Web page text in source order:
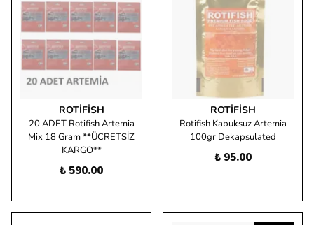
ROTIFISH
20 ADET Rotifish Artemia
Mix 18 Gram **ÜCRETSİZ
KARGO**
₺ 590.00
ROTIFISH
Rotifish Kabuksuz Artemia
100gr Dekapsulated
₺ 95.00